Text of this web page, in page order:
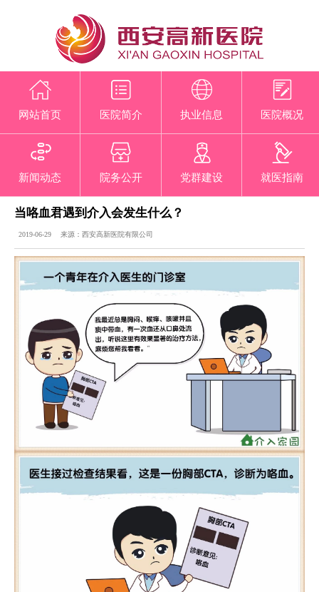
网站首页 医院简介 执业信息 医院概况
新闻动态 院务公开 党群建设 就医指南
当咯血君遇到介入会发生什么？
2019-06-29 来源：西安高新医院有限公司